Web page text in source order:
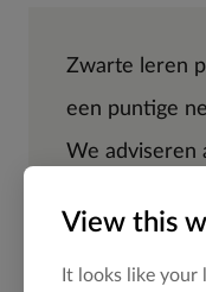
Zwarte leren
een puntige
We adviseren
View this
It looks like your